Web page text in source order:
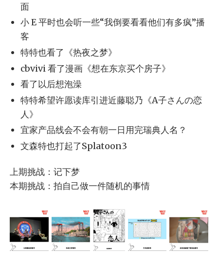
面
小 E 平时也会听一些“我倒要看看他们有多疯”播
客
特特也看了《热夜之梦》
cbvivi 看了漫画《想在东京买个房子》
看了以后想泡澡
特特希望许愿读库引进近藤聪乃《A子さんの恋
人》
宜家产品线会不会有朝一日用完瑞典人名？
文森特也打起了Splatoon3
上期挑战：记下梦
本期挑战：拍自己做一件随机的事情